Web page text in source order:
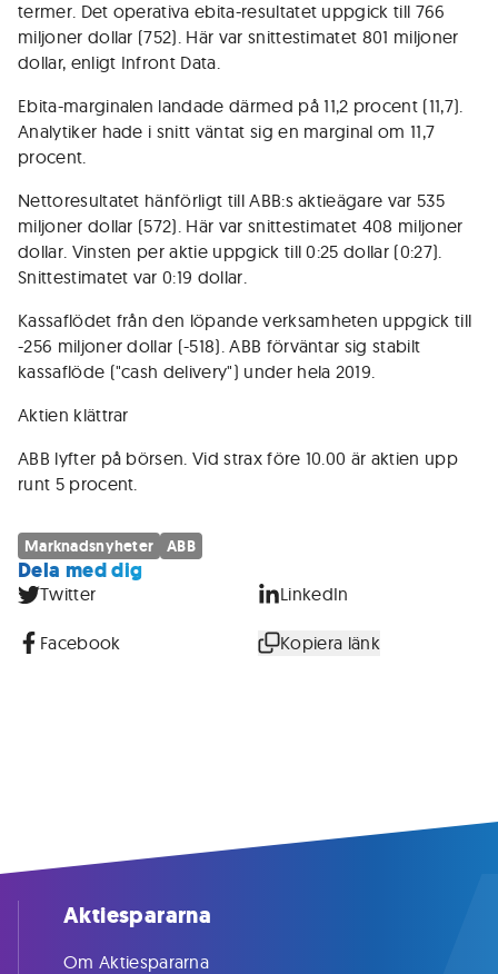
termer. Det operativa ebita-resultatet uppgick till 766
miljoner dollar (752). Här var snittestimatet 801 miljoner
dollar, enligt Infront Data.
Ebita-marginalen landade därmed på 11,2 procent (11,7).
Analytiker hade i snitt väntat sig en marginal om 11,7
procent.
Nettoresultatet hänförligt till ABB:s aktieägare var 535
miljoner dollar (572). Här var snittestimatet 408 miljoner
dollar. Vinsten per aktie uppgick till 0:25 dollar (0:27).
Snittestimatet var 0:19 dollar.
Kassaflödet från den löpande verksamheten uppgick till
-256 miljoner dollar (-518). ABB förväntar sig stabilt
kassaflöde ("cash delivery") under hela 2019.
Aktien klättrar
ABB lyfter på börsen. Vid strax före 10.00 är aktien upp
runt 5 procent.
Marknadsnyheter ABB
Dela med dig
Twitter LinkedIn
Facebook Kopiera länk
Aktiespararna
Om Aktiespararna